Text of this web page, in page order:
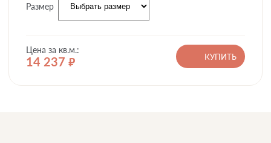
Размер
Цена за кв.м.:
14 237 руб.
КУПИТЬ